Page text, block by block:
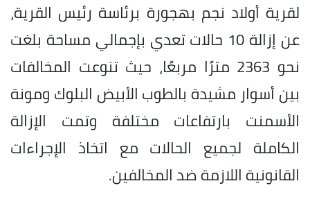
لقرية أولاد نجم بهجورة برئاسة رئيس القرية،
عن إزالة 10 حالات تعدي بإجمالي مساحة بلغت
نحو 2363 مترًا مربعًا، حيث تنوعت المخالفات
بين أسوار مشيدة بالطوب الأبيض البلوك ومونة
الأسمنت بارتفاعات مختلفة وتمت الإزالة
الكاملة لجميع الحالات مع اتخاذ الإجراءات
القانونية اللازمة ضد المخالفين.